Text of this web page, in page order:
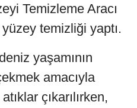
Temizleme Aracı
temizliği yaptı.
yaşamının
amacıyla
çıkarılırken,